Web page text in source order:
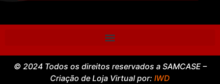
© 2024 Todos os direitos reservados a SAMCASE –
Criação de Loja Virtual por: IWD